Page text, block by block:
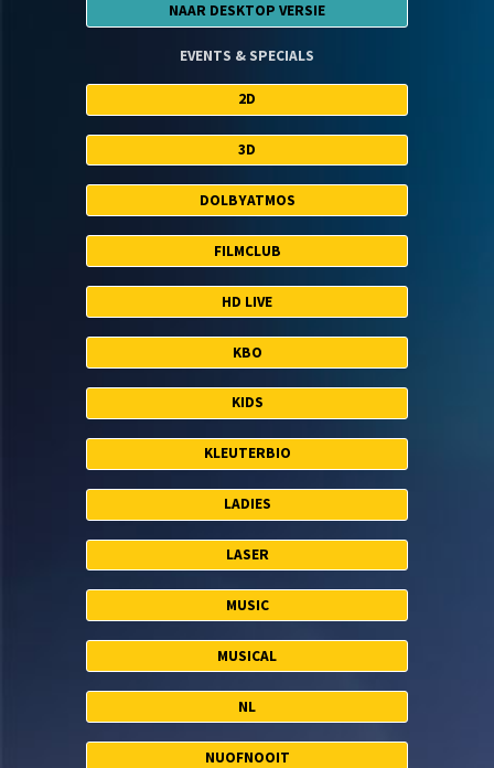
NAAR DESKTOP VERSIE
EVENTS & SPECIALS
2D
3D
DOLBYATMOS
FILMCLUB
HD LIVE
KBO
KIDS
KLEUTERBIO
LADIES
LASER
MUSIC
MUSICAL
NL
NUOFNOOIT